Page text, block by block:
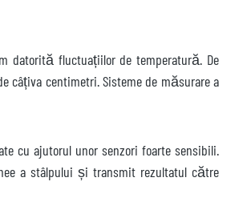
datorită fluctuațiilor de temperatură. De
câțiva centimetri. Sisteme de măsurare a
cu ajutorul unor senzori foarte sensibili.
a stâlpului și transmit rezultatul către